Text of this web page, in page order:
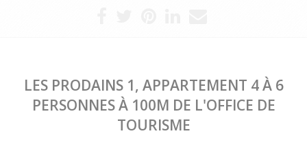
LES PRODAINS 1, APPARTEMENT 4 À 6
PERSONNES À 100M DE L'OFFICE DE
TOURISME